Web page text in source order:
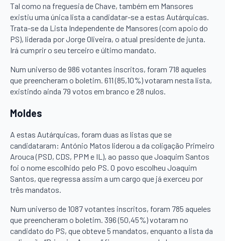
Tal como na freguesia de Chave, também em Mansores
existiu uma única lista a candidatar-se a estas Autárquicas.
Trata-se da Lista Independente de Mansores (com apoio do
PS), liderada por Jorge Oliveira, o atual presidente de junta.
Irá cumprir o seu terceiro e último mandato.
Num universo de 986 votantes inscritos, foram 718 aqueles
que preencheram o boletim. 611 (85,10%) votaram nesta lista,
existindo ainda 79 votos em branco e 28 nulos.
Moldes
A estas Autárquicas, foram duas as listas que se
candidataram: António Matos liderou a da coligação Primeiro
Arouca (PSD, CDS, PPM e IL), ao passo que Joaquim Santos
foi o nome escolhido pelo PS. O povo escolheu Joaquim
Santos, que regressa assim a um cargo que já exerceu por
três mandatos.
Num universo de 1087 votantes inscritos, foram 785 aqueles
que preencheram o boletim. 396 (50,45%) votaram no
candidato do PS, que obteve 5 mandatos, enquanto a lista da